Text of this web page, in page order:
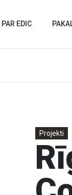
PAR EDIC
Projekti